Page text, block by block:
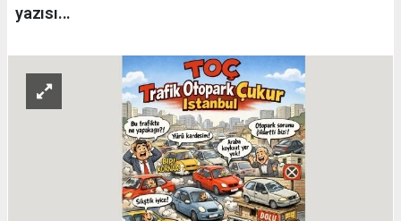
yazısı...